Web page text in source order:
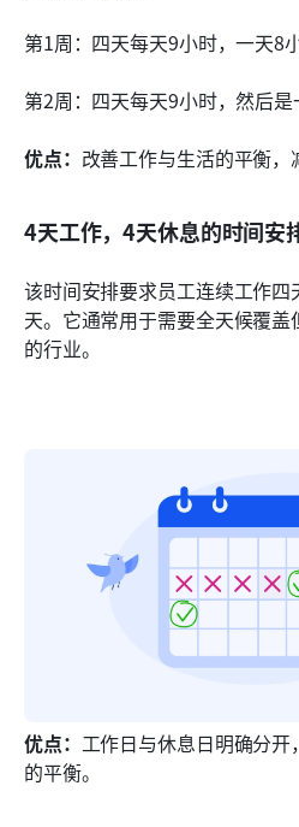
第1周：四天每天9小时，一天8
第2周：四天每天9小时，然后
优点： 改善工作与生活的平衡，
4天工作，4天休息的时间安
该时间安排要求员工连续工作
天。它通常用于需要全天候覆
的行业。
优点： 工作日与休息日明确分
的平衡。